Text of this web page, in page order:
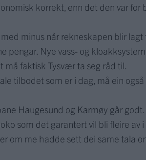
korrekt, enn det den var
minus når rekneskapen blir
pengar. Nye vass- og
faktisk Tysvær ta seg råd til.
tilbodet som er i dag, må ein
Haugesund og Karmøy går
som det garantert vil bli fleire av i
om me hadde sett dei same tala